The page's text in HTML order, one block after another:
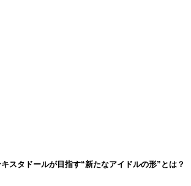
スタドールが目指す“新たなアイドルの形”とは？